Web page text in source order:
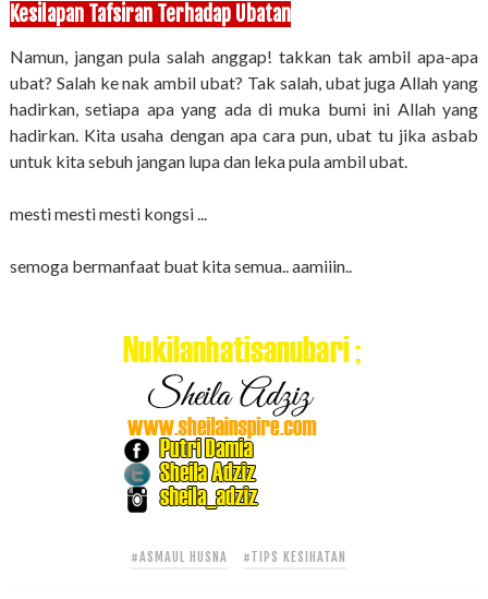
Kesilapan Tafsiran Terhadap Ubatan
Namun, jangan pula salah anggap! takkan tak ambil apa-apa
ubat? Salah ke nak ambil ubat? Tak salah, ubat juga Allah yang
hadirkan, setiapa apa yang ada di muka bumi ini Allah yang
hadirkan. Kita usaha dengan apa cara pun, ubat tu jika asbab
untuk kita sebuh jangan lupa dan leka pula ambil ubat.
mesti mesti mesti kongsi ...
semoga bermanfaat buat kita semua.. aamiiin..
#ASMAUL HUSNA #TIPS KESIHATAN